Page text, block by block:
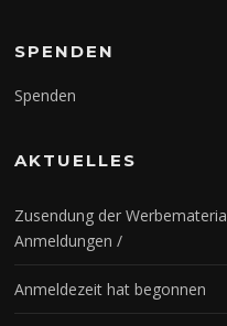
SPENDEN
Spenden
AKTUELLES
Zusendung der
Anmeldungen /
Anmeldezeit hat begonnen